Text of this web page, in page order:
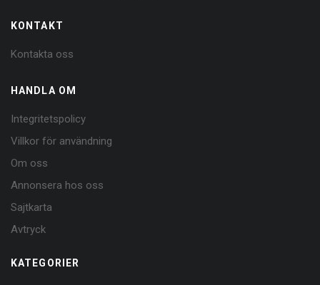
KONTAKT
Kontakta oss
HANDLA OM
Integritetspolicy
Villkor för användning
Om oss
Annonsera hos oss
Sajtkarta
Avtryck
KATEGORIER